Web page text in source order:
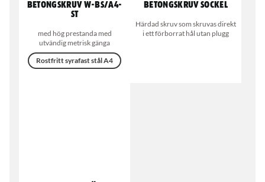
Betongskruv W-BS/A4-
ST
med hög prestanda med
utvändig metrisk gänga
Rostfritt syrafast stål A4
Betongskruv Sockel
Härdad skruv som skruvas direkt
i ett förborrat hål utan plugg